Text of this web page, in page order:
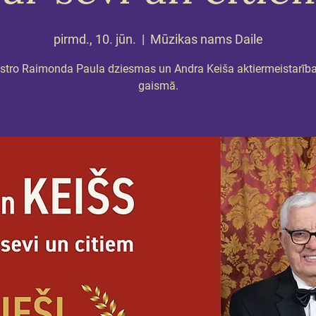
pirmd., 10. jūn.
  |
Mūzikas nams Daile
Raimonda Paula dziesmas un Andra Keiša
gaismā.